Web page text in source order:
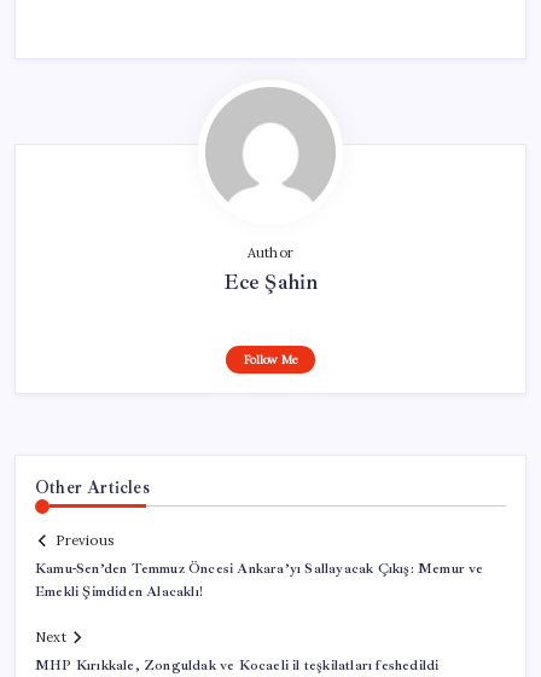
Author
Ece Şahin
Follow Me
Other Articles
Previous
Kamu-Sen’den Temmuz Öncesi Ankara’yı Sallayacak Çıkış: Memur ve
Emekli Şimdiden Alacaklı!
Next
MHP Kırıkkale, Zonguldak ve Kocaeli il teşkilatları feshedildi